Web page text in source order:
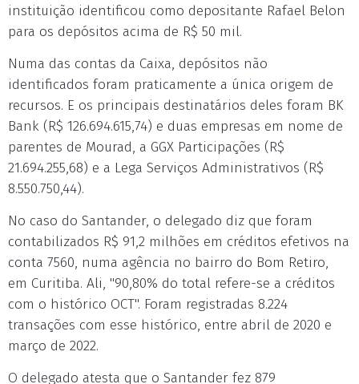
instituição identificou como depositante Rafael Belon
para os depósitos acima de R$ 50 mil.
Numa das contas da Caixa, depósitos não
identificados foram praticamente a única origem de
recursos. E os principais destinatários deles foram BK
Bank (R$ 126.694.615,74) e duas empresas em nome de
parentes de Mourad, a GGX Participações (R$
21.694.255,68) e a Lega Serviços Administrativos (R$
8.550.750,44).
No caso do Santander, o delegado diz que foram
contabilizados R$ 91,2 milhões em créditos efetivos na
conta 7560, numa agência no bairro do Bom Retiro,
em Curitiba. Ali, "90,80% do total refere-se a créditos
com o histórico OCT". Foram registradas 8.224
transações com esse histórico, entre abril de 2020 e
março de 2022.
O delegado atesta que o Santander fez 879